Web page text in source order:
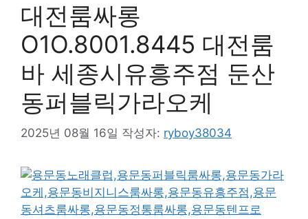
대전룸싸롱
O1O.8001.8445 대전룸
바 세종시유흥주점 둔산
동퍼블릭가라오케
2025년 08월 16일 작성자: ryboy38034